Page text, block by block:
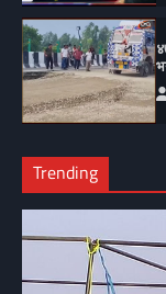
Trending